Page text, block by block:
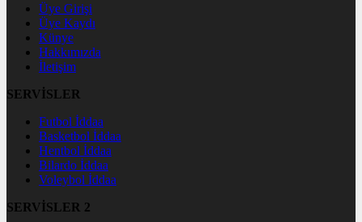
Üye Girişi
Üye Kaydı
Künye
Hakkımızda
İletişim
SERVİSLER
Futbol İddaa
Basketbol İddaa
Hentbol İddaa
Bilardo İddaa
Voleybol İddaa
SERVİSLER 2